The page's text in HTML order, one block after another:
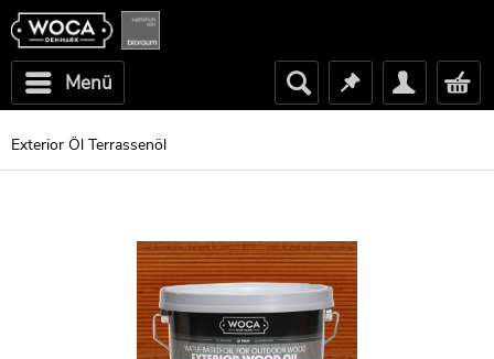
Menü
Exterior Öl Terrassenöl